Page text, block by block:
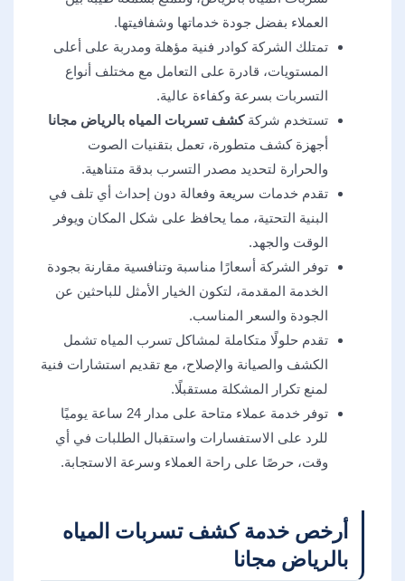
العملاء بفضل جودة خدماتها وشفافيتها.
تمتلك الشركة كوادر فنية مؤهلة ومدربة على أعلى
المستويات، قادرة على التعامل مع مختلف أنواع
التسربات بسرعة وكفاءة عالية.
تستخدم شركةكشف تسربات المياه بالرياض مجانا
أجهزة كشف متطورة، تعمل بتقنيات الصوت
والحرارة لتحديد مصدر التسرب بدقة متناهية.
تقدم خدمات سريعة وفعالة دون إحداث أي تلف في
البنية التحتية، مما يحافظ على شكل المكان ويوفر
الوقت والجهد.
توفر الشركة أسعارًا مناسبة وتنافسية مقارنة بجودة
الخدمة المقدمة، لتكون الخيار الأمثل للباحثين عن
الجودة والسعر المناسب.
تقدم حلولًا متكاملة لمشاكل تسرب المياه تشمل
الكشف والصيانة والإصلاح، مع تقديم استشارات فنية
لمنع تكرار المشكلة مستقبلًا.
توفر خدمة عملاء متاحة على مدار 24 ساعة يوميًا
للرد على الاستفسارات واستقبال الطلبات في أي
وقت، حرصًا على راحة العملاء وسرعة الاستجابة.
أرخص خدمة كشف تسربات المياه
بالرياض مجانا